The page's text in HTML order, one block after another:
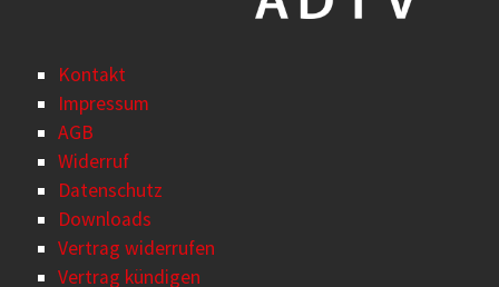
Kontakt
Impressum
AGB
Widerruf
Datenschutz
Downloads
Vertrag widerrufen
Vertrag kündigen